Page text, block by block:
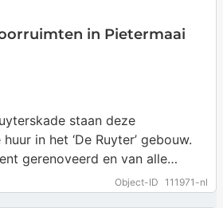
in Pietermaai
Object-ID 111971-nl
staan deze
in het ‘De Ruyter’ gebouw.
gerenoveerd en van alle
kan wensen,… … more